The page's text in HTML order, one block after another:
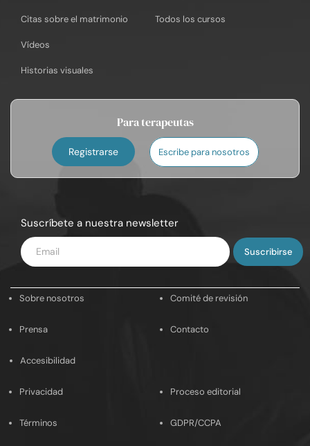
Citas sobre el matrimonio
Vídeos
Historias visuales
Todos los cursos
Para terapeutas
Registrarse Escribe para nosotros
Suscríbete a nuestra newsletter
Introduce
tu
Sobre nosotros Comité de revisión
Prensa Contacto
Accesibilidad
Privacidad Proceso editorial
Términos GDPR/CCPA